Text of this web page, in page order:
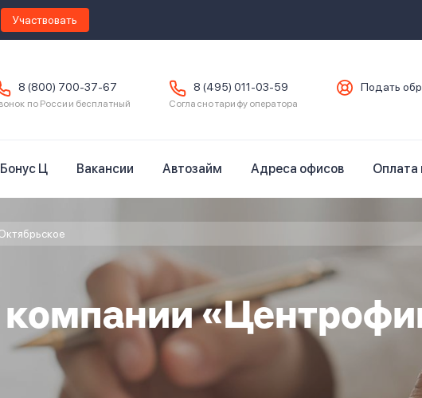
Участвовать
8 (800) 700-37-67
по России бесплатный
8 (495) 011-03-59
Согласно тарифу оператора
Подать
Бонус Ц Вакансии Автозайм Адреса офисов Оплата
компании